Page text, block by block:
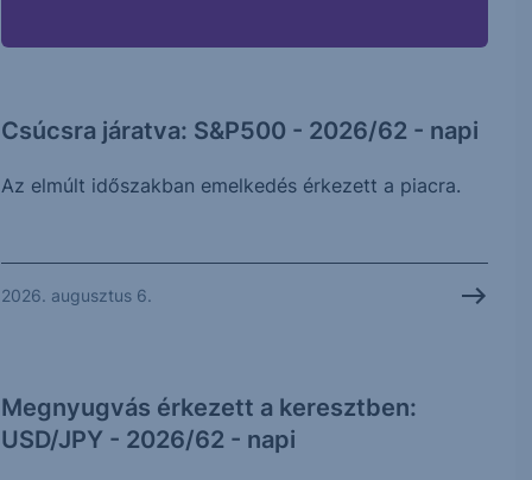
Csúcsra járatva: S&P500 - 2026/62 - napi
Az elmúlt időszakban emelkedés érkezett a piacra.
2026. augusztus 6.
Megnyugvás érkezett a keresztben:
USD/JPY - 2026/62 - napi